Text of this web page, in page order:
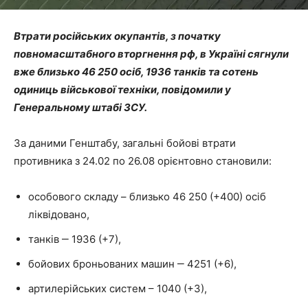
Втрати російських окупантів, з початку
повномасштабного вторгнення рф, в Україні сягнули
вже близько 46 250 осіб, 1936 танків та сотень
одиниць військової техніки, повідомили у
Генеральному штабі ЗСУ.
За даними Генштабу, загальні бойові втрати
противника з 24.02 по 26.08 орієнтовно становили:
особового складу – близько 46 250 (+400) осіб
ліквідовано,
танків ‒ 1936 (+7),
бойових броньованих машин ‒ 4251 (+6),
артилерійських систем – 1040 (+3),